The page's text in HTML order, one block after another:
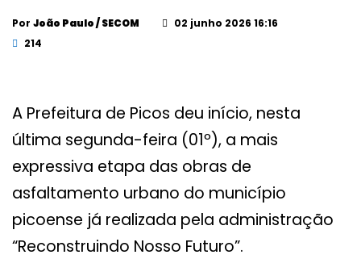
Por João Paulo / SECOM
02 junho 2026 16:16
214
A Prefeitura de Picos deu início, nesta
última segunda-feira (01º), a mais
expressiva etapa das obras de
asfaltamento urbano do município
picoense já realizada pela administração
“Reconstruindo Nosso Futuro”.